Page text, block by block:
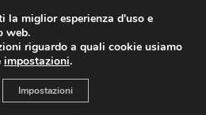
la miglior esperienza d'uso e
web.
riguardo a quali cookie usiamo
impostazioni.
Impostazioni